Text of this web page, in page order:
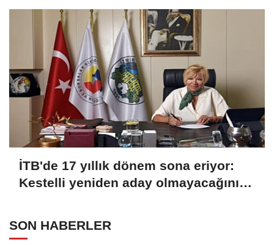
İTB'de 17 yıllık dönem sona eriyor:
Kestelli yeniden aday olmayacağını
SON HABERLER